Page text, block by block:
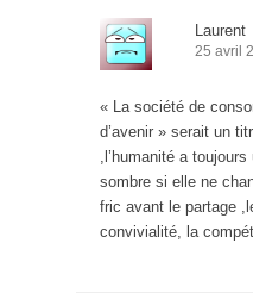
Laurent
25 avril
« La société de
d’avenir » serait un
,l’humanité a
sombre si elle ne
fric avant le partage
convivialité, la